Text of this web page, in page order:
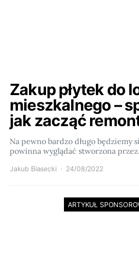
Zakup płytek do
mieszkalnego –
jak zacząć
Na pewno bardzo długo będziemy
powinna wyglądać stworzona
Jakub Biasecki 24/08/2022
ARTYKUŁ